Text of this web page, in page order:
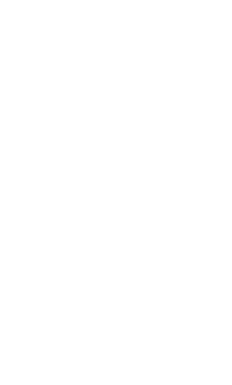
Pengguna baru berbelanja di